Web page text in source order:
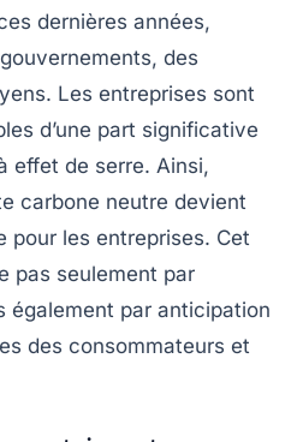
dernières années,
des
Les entreprises sont
d’une part significative
effet de serre. Ainsi,
carbone neutre devient
pour les entreprises. Cet
pas seulement par
également par anticipation
des consommateurs et